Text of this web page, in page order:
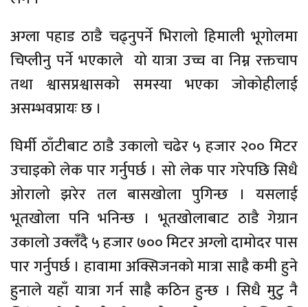
अग्ला पहाड ठाडै चढ्नुपर्ने भिरालो हिमाली भूगोलमा
चिप्लीनु पर्ने भएकाले यो यात्रा उच्च वा निम्न रक्तचाप
तथा श्वासप्रश्वासको समस्या भएका जोकोहीलाई
असम्भवप्रायः छ ।
घिर्मी ठाँटीबाट ठाडै उकालो चढेर ५ हजार २०० मिटर
उचाइको लेक पार गर्नुपर्छ । सो लेक पार गरेपछि सिधै
ओरालो झरेर तल बासखोला पुगिन्छ । यसलाई
भूतखोला पनि भनिन्छ । भूतखोलाबाट ठाडै गेग्रान
उकालो उक्लँदै ५ हजार ७०० मिटर अग्लो दामोदर पास
पार गर्नुपर्छ । हावामा अक्सिजनको मात्रा साह्रै कमी हुने
हुनाले यहाँ यात्रा गर्न साह्रै कठिन हुन्छ । सिधै मुटु नै